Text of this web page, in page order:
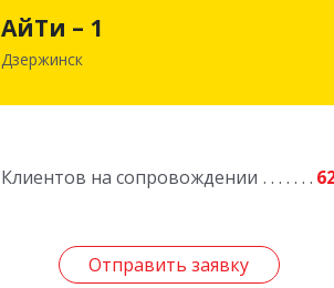
АйТи – 1
Дзержинск
Клиентов на сопровождении
Отправить заявку
Отправить заявку